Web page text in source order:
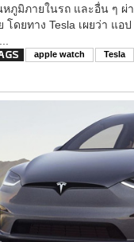
ภูมิภายในรถ และอื่น ๆ ผ่า
โดยทาง Tesla เผยว่า แอ
apple watch Tesla